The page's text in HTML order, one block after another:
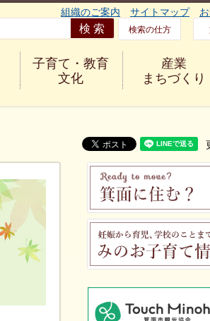
組織のご案内 サイトマップ
検索の仕方
子育て・教育
文化
産業
まちづくり